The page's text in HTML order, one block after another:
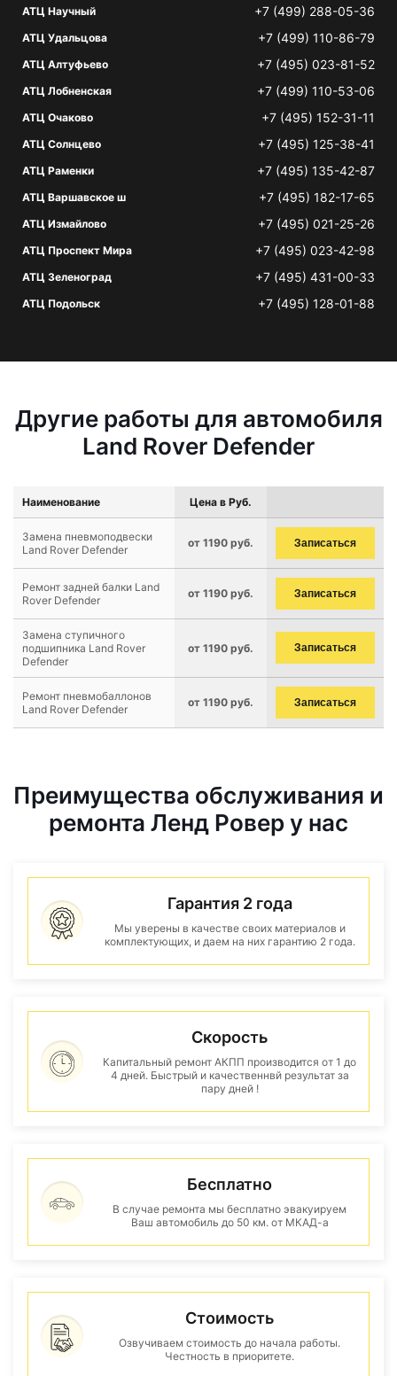
АТЦ Научный +7 (499) 288-05-36
АТЦ Удальцова +7 (499) 110-86-79
АТЦ Алтуфьево +7 (495) 023-81-52
АТЦ Лобненская +7 (499) 110-53-06
АТЦ Очаково +7 (495) 152-31-11
АТЦ Солнцево +7 (495) 125-38-41
АТЦ Раменки +7 (495) 135-42-87
АТЦ Варшавское ш +7 (495) 182-17-65
АТЦ Измайлово +7 (495) 021-25-26
АТЦ Проспект Мира +7 (495) 023-42-98
АТЦ Зеленоград +7 (495) 431-00-33
АТЦ Подольск +7 (495) 128-01-88
Другие работы для автомобиля
Land Rover Defender
Наименование Цена в Руб.
Замена пневмоподвески
Land Rover Defender
от 1190 руб. Записаться
Ремонт задней балки Land
Rover Defender
от 1190 руб. Записаться
Замена ступичного
подшипника Land Rover
Defender
от 1190 руб. Записаться
Ремонт пневмобаллонов
Land Rover Defender
от 1190 руб. Записаться
Преимущества обслуживания и
ремонта Ленд Ровер у нас
Гарантия 2 года
Мы уверены в качестве своих материалов и
комплектующих, и даем на них гарантию 2 года.
Скорость
Капитальный ремонт АКПП производится от 1 до
4 дней. Быстрый и качественнвй результат за
пару дней !
Бесплатно
В случае ремонта мы бесплатно эвакуируем
Ваш автомобиль до 50 км. от МКАД-а
Стоимость
Озвучиваем стоимость до начала работы.
Честность в приоритете.